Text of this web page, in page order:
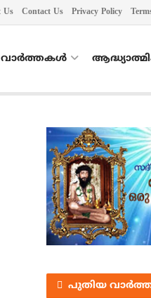
Us Contact Us Privacy Policy
വാർത്തകൾ
പുതിയ